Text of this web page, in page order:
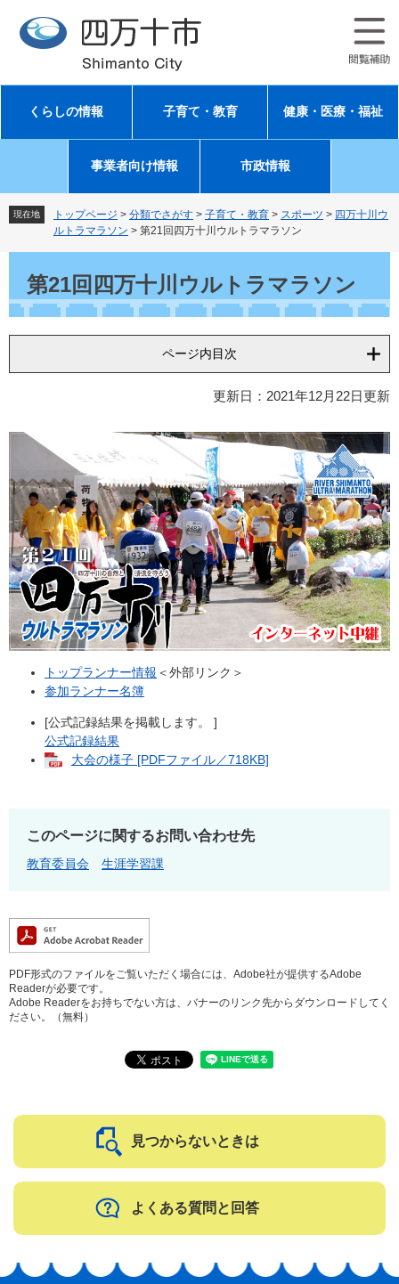
先
す
を
し
文
くらしの情報 子育て・教育 健康・医療・福祉
事業者向け情報 市政情報
現在地 トップページ > 分類でさがす > 子育て・教育 > スポーツ > 四万十川ウ
ルトラマラソン > 第21回四万十川ウルトラマラソン
第21回四万十川ウルトラマラソン
ページ内目次
更新日：2021年12月22日更新
トップランナー情報 ＜外部リンク＞
参加ランナー名簿
[公式記録結果を掲載します。 ]
公式記録結果
大会の様子 [PDFファイル／718KB]
このページに関するお問い合わせ先
教育委員会 生涯学習課
PDF形式のファイルをご覧いただく場合には、Adobe社が提供するAdobe
Readerが必要です。
Adobe Readerをお持ちでない方は、バナーのリンク先からダウンロードしてく
ださい。（無料）
見つからないときは
よくある質問と回答